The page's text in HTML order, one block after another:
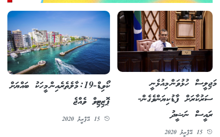
މަޖިލީސް ހުޅުވަން މިއުޅެނީ
ސަރުކާރަށް ފާޑުކިޔަންވެގެން-
ރައީސް ނަޝީދު
15 އޭޕްރީލު 2020
ކޯވިޑް-19: މާލެތެރެއިން މީހަކު ބައްޔަށް
ޕޮޒިޓިވް ވެއްޖެ
15 އޭޕްރީލު 2020